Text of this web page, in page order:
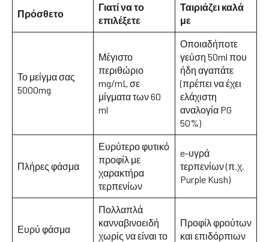
Πρόσθετο
Γιατί να το
επιλέξετε
Ταιριάζει καλά
με
Το μείγμα σας
5000mg
Μέγιστο
περιθώριο
mg/mL σε
μίγματα των 60
ml
Οποιαδήποτε
γεύση 50ml που
ήδη αγαπάτε
(πρέπει να έχει
ελάχιστη
αναλογία PG
50%)
Πλήρες φάσμα
Ευρύτερο φυτικό
προφίλ με
χαρακτήρα
τερπενίων
e-υγρά
τερπενίων (π.χ.
Purple Kush)
Ευρύ φάσμα
Πολλαπλά
κανναβινοειδή
χωρίς να είναι το
Προφίλ φρούτων
και επιδόρπιων